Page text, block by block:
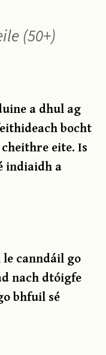
(50+)
a dhul ag
bocht
eite. Is
indiaidh a
canndáil go
nach dtóigfe
bhfuil sé